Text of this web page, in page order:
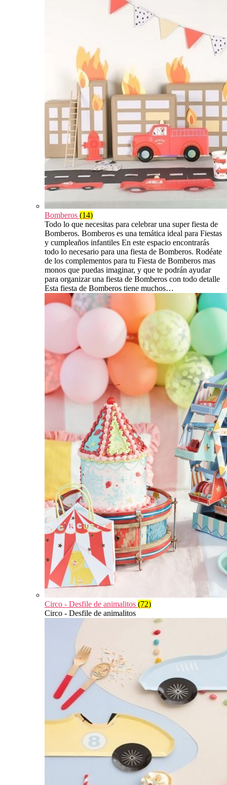
Bomberos (14)
Todo lo que necesitas para celebrar una super fiesta de
Bomberos. Bomberos es una temática ideal para Fiestas
y cumpleaños infantiles En este espacio encontrarás
todo lo necesario para una fiesta de Bomberos. Rodéate
de los complementos para tu Fiesta de Bomberos mas
monos que puedas imaginar, y que te podrán ayudar
para organizar una fiesta de Bomberos con todo detalle
Esta fiesta de Bomberos tiene muchos…
Circo - Desfile de animalitos (72)
Circo - Desfile de animalitos